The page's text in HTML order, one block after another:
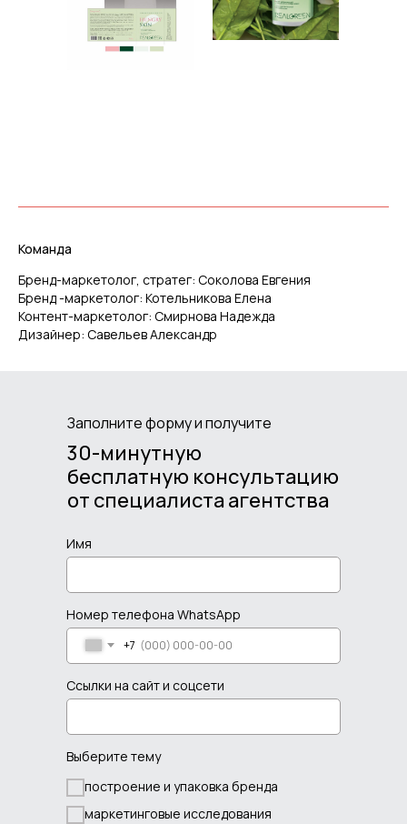
Команда
Бренд-маркетолог, стратег: Соколова Евгения
Бренд -маркетолог: Котельникова Елена
Контент-маркетолог: Смирнова Надежда
Дизайнер: Савельев Александр
Имя
Номер телефона WhatsApp
+7
Ссылки на сайт и соцсети
Выберите тему
построение и упаковка бренда
маркетинговые исследования
30-минутную
бесплатную консультацию
от специалиста агентства
Заполните форму и получите